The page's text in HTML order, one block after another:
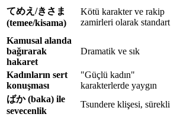
てめえ/きさま
(temee/kisama)
Kötü karakter ve rakip
zamirleri olarak standart
Kamusal alanda
bağırarak
hakaret
Dramatik ve sık
Kadınların sert
konuşması
"Güçlü kadın"
karakterlerde yaygın
ばか (baka) ile
sevecenlik
Tsundere klişesi, sürekli